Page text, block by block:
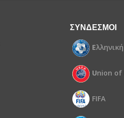
ΣΥΝΔΕΣΜΟΙ
Ελληνική
Union of
FIFA